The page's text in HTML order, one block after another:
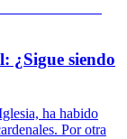
¿Sigue siendo
ha habido
Por otra